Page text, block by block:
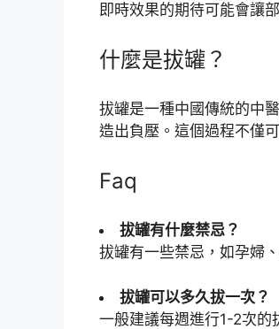
即時效果的期待可能會讓
什麼是拔罐？
拔罐是一種中國傳統的中
造出負壓。這個過程不僅
Faq
拔罐有什麼禁忌？
拔罐有一些禁忌，如孕婦
拔罐可以多久拔一次？
一般建議每週進行1-2次的